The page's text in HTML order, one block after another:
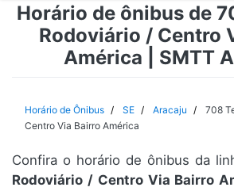
Sobre
Minas Gerais
Espírito Santo
Horário de ônibus de
Rodoviário / Centro
América | SMTT
Horário de Ônibus SE Aracaju
708
Centro Via Bairro América
Confira o horário de ônibus da
Rodoviário / Centro Via Bairro